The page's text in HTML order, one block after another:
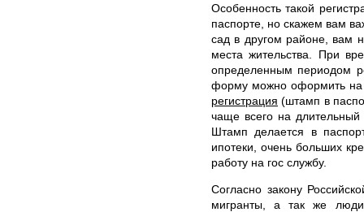
Особенность такой
паспорте, но скажем вам
сад в другом районе, вам
места жительства. При
определенным периодом
форму можно оформить на
регистрация (штамп в
чаще всего на
Штамп делается в
ипотеки, очень больших
работу на гос службу.
Согласно закону
мигранты, а так же